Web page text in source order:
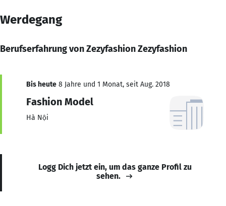
Werdegang
Berufserfahrung von Zezyfashion Zezyfashion
Bis heute 8 Jahre und 1 Monat, seit Aug. 2018
Fashion Model
Hà Nội
Logg Dich jetzt ein, um das ganze Profil zu
sehen.